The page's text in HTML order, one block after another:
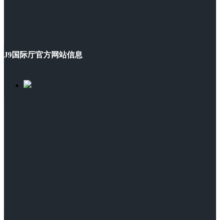
J9国际厅官方网站信息